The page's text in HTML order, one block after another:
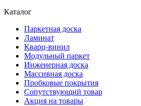
Каталог
Паркетная доска
Ламинат
Кварц-винил
Модульный паркет
Инженерная доска
Массивная доска
Пробковые покрытия
Сопутствующий товар
Акция на товары